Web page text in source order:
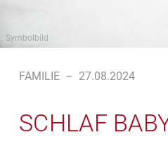
Symbolbild
FAMILIE – 27.08.2024
SCHLAF